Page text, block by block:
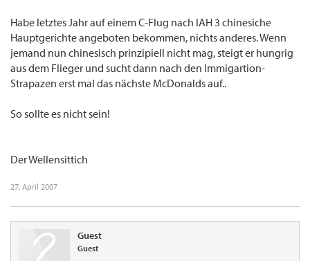
Habe letztes Jahr auf einem C-Flug nach IAH 3 chinesiche
Hauptgerichte angeboten bekommen, nichts anderes. Wenn
jemand nun chinesisch prinzipiell nicht mag, steigt er hungrig
aus dem Flieger und sucht dann nach den Immigartion-
Strapazen erst mal das nächste McDonalds auf..
So sollte es nicht sein!
Der Wellensittich
27. April 2007
Guest
Guest